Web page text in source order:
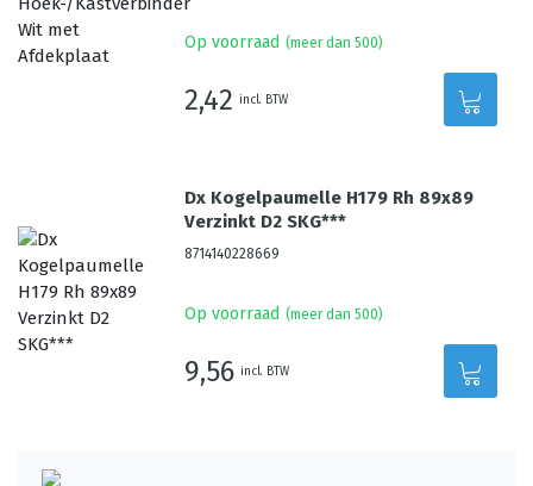
Op voorraad (meer dan 500)
2,42 incl. BTW
Dx Kogelpaumelle H179 Rh 89x89
Verzinkt D2 SKG***
8714140228669
Op voorraad (meer dan 500)
9,56 incl. BTW